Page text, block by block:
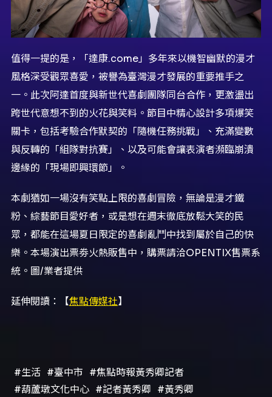
值得一提的是，「達康.come」 多年來以機智幽默的漫才
風格深受觀眾喜愛， 被譽為臺灣漫才發展的重要推手之
一。此次阿達首度與新世代喜劇團隊同台合作，更激盪出
跨世代意想不到的火花與笑料。 節目中精心設計多項爆笑
關卡，包括考驗合作默契的「隨機任務挑戰」、 充滿變數
與反轉的「組隊對抗賽」、 以及可能會讓表演者瀕臨崩潰
邊緣的「現場即興環節」。
本劇猶如一場沒有笑點上限的喜劇冒險，無論是漫才鐵
粉、 綜藝節目愛好者，或是想在週末徹底放鬆大笑的民
眾， 都能在這場夏日限定的喜劇亂鬥中找到屬於自己的快
樂。 本場演出票劵火熱販售中，購票請洽OPENTIX售票系
統。圖/業者提供
延伸閱讀：【焦點傳媒社】
#生活 #臺中市 #焦點時報黃秀卿記者
#葫蘆墩文化中心 #記者黃秀卿 #黃秀卿